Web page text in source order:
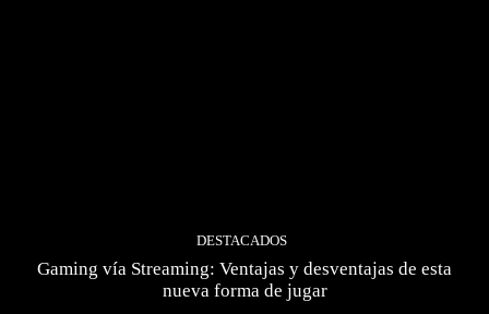
DESTACADOS
Gaming vía Streaming: Ventajas y desventajas de esta
nueva forma de jugar